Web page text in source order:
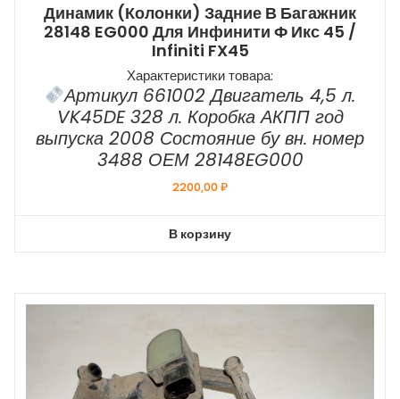
Динамик (колонки) Задние В Багажник
28148 EG000 Для Инфинити Ф Икс 45 /
Infiniti FX45
Характеристики товара:
Артикул 661002 Двигатель 4,5 л.
VK45DE 328 л. Коробка АКПП год
выпуска 2008 Состояние бу вн. номер
3488 ОЕМ 28148EG000
2200,00₽
В корзину